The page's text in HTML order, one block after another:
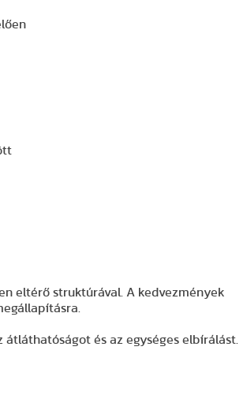
eltérő struktúrával. A kedvezmények
és az egységes elbírálást.